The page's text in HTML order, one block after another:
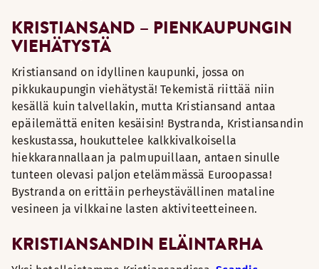
KRISTIANSAND – PIENKAUPUNGIN
VIEHÄTYSTÄ
Kristiansand on idyllinen kaupunki, jossa on
pikkukaupungin viehätystä! Tekemistä riittää niin
kesällä kuin talvellakin, mutta Kristiansand antaa
epäilemättä eniten kesäisin! Bystranda, Kristiansandin
keskustassa, houkuttelee kalkkivalkoisella
hiekkarannallaan ja palmupuillaan, antaen sinulle
tunteen olevasi paljon etelämmässä Euroopassa!
Bystranda on erittäin perheystävällinen mataline
vesineen ja vilkkaine lasten aktiviteetteineen.
KRISTIANSANDIN ELÄINTARHA